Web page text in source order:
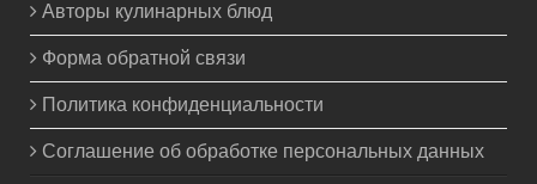
Авторы кулинарных блюд
Форма обратной связи
Политика конфиденциальности
Соглашение об обработке персональных данных